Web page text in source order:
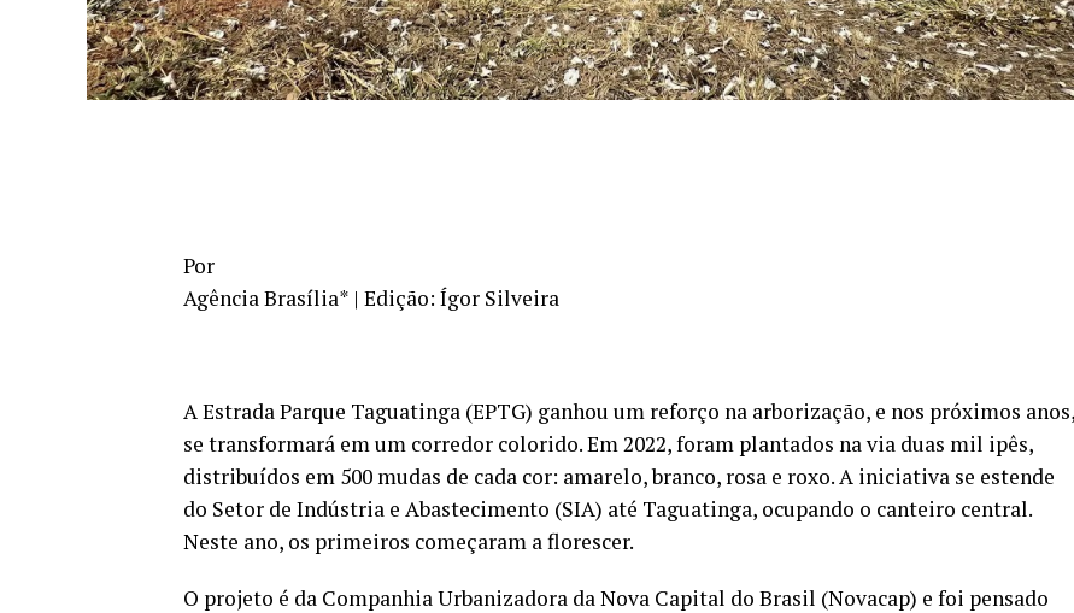
Por
Agência Brasília* | Edição: Ígor Silveira
A Estrada Parque Taguatinga (EPTG) ganhou um reforço na arborização, e nos próximos anos,
se transformará em um corredor colorido. Em 2022, foram plantados na via duas mil ipês,
distribuídos em 500 mudas de cada cor: amarelo, branco, rosa e roxo. A iniciativa se estende
do Setor de Indústria e Abastecimento (SIA) até Taguatinga, ocupando o canteiro central.
Neste ano, os primeiros começaram a florescer.
O projeto é da Companhia Urbanizadora da Nova Capital do Brasil (Novacap) e foi pensado